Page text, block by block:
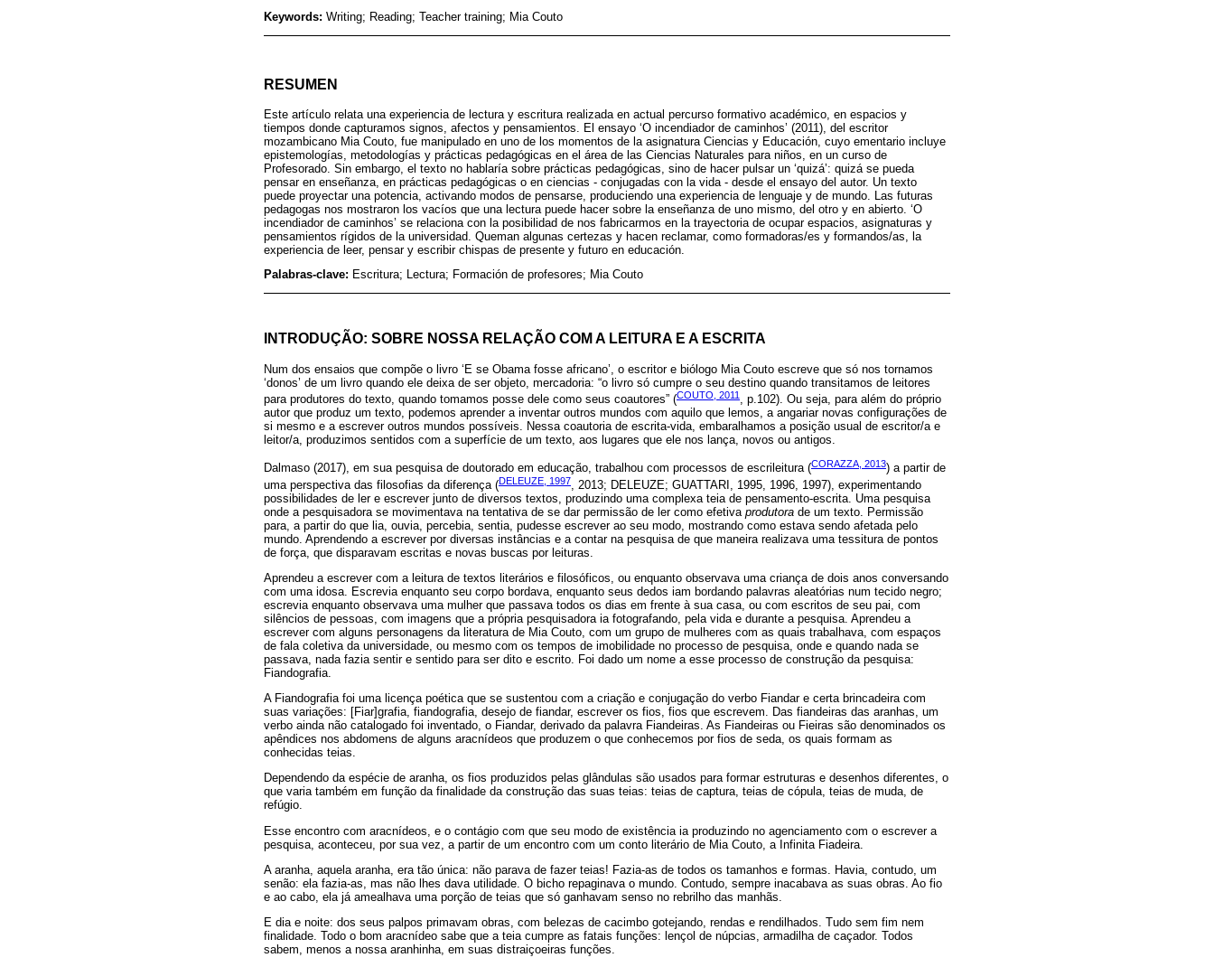
Keywords: Writing; Reading; Teacher training; Mia Couto
RESUMEN
Este artículo relata una experiencia de lectura y escritura realizada en actual percurso formativo académico, en espacios y
tiempos donde capturamos signos, afectos y pensamientos. El ensayo ‘O incendiador de caminhos’ (2011), del escritor
mozambicano Mia Couto, fue manipulado en uno de los momentos de la asignatura Ciencias y Educación, cuyo ementario incluye
epistemologías, metodologías y prácticas pedagógicas en el área de las Ciencias Naturales para niños, en un curso de
Profesorado. Sin embargo, el texto no hablaría sobre prácticas pedagógicas, sino de hacer pulsar un ‘quizá’: quizá se pueda
pensar en enseñanza, en prácticas pedagógicas o en ciencias - conjugadas con la vida - desde el ensayo del autor. Un texto
puede proyectar una potencia, activando modos de pensarse, produciendo una experiencia de lenguaje y de mundo. Las futuras
pedagogas nos mostraron los vacíos que una lectura puede hacer sobre la enseñanza de uno mismo, del otro y en abierto. ‘O
incendiador de caminhos’ se relaciona con la posibilidad de nos fabricarmos en la trayectoria de ocupar espacios, asignaturas y
pensamientos rígidos de la universidad. Queman algunas certezas y hacen reclamar, como formadoras/es y formandos/as, la
experiencia de leer, pensar y escribir chispas de presente y futuro en educación.
Palabras-clave: Escritura; Lectura; Formación de profesores; Mia Couto
INTRODUÇÃO: SOBRE NOSSA RELAÇÃO COM A LEITURA E A ESCRITA
Num dos ensaios que compõe o livro ‘E se Obama fosse africano’, o escritor e biólogo Mia Couto escreve que só nos tornamos
‘donos’ de um livro quando ele deixa de ser objeto, mercadoria: “o livro só cumpre o seu destino quando transitamos de leitores
para produtores do texto, quando tomamos posse dele como seus coautores” (COUTO, 2011
, p.102). Ou seja, para além do próprio
autor que produz um texto, podemos aprender a inventar outros mundos com aquilo que lemos, a angariar novas configurações de
si mesmo e a escrever outros mundos possíveis. Nessa coautoria de escrita-vida, embaralhamos a posição usual de escritor/a e
leitor/a, produzimos sentidos com a superfície de um texto, aos lugares que ele nos lança, novos ou antigos.
Dalmaso (2017), em sua pesquisa de doutorado em educação, trabalhou com processos de escrileitura (CORAZZA, 2013) a partir de
uma perspectiva das filosofias da diferença (DELEUZE, 1997
, 2013; DELEUZE; GUATTARI, 1995, 1996, 1997), experimentando
possibilidades de ler e escrever junto de diversos textos, produzindo uma complexa teia de pensamento-escrita. Uma pesquisa
onde a pesquisadora se movimentava na tentativa de se dar permissão de ler como efetiva produtora de um texto. Permissão
para, a partir do que lia, ouvia, percebia, sentia, pudesse escrever ao seu modo, mostrando como estava sendo afetada pelo
mundo. Aprendendo a escrever por diversas instâncias e a contar na pesquisa de que maneira realizava uma tessitura de pontos
de força, que disparavam escritas e novas buscas por leituras.
Aprendeu a escrever com a leitura de textos literários e filosóficos, ou enquanto observava uma criança de dois anos conversando
com uma idosa. Escrevia enquanto seu corpo bordava, enquanto seus dedos iam bordando palavras aleatórias num tecido negro;
escrevia enquanto observava uma mulher que passava todos os dias em frente à sua casa, ou com escritos de seu pai, com
silêncios de pessoas, com imagens que a própria pesquisadora ia fotografando, pela vida e durante a pesquisa. Aprendeu a
escrever com alguns personagens da literatura de Mia Couto, com um grupo de mulheres com as quais trabalhava, com espaços
de fala coletiva da universidade, ou mesmo com os tempos de imobilidade no processo de pesquisa, onde e quando nada se
passava, nada fazia sentir e sentido para ser dito e escrito. Foi dado um nome a esse processo de construção da pesquisa:
Fiandografia.
A Fiandografia foi uma licença poética que se sustentou com a criação e conjugação do verbo Fiandar e certa brincadeira com
suas variações: [Fiar]grafia, fiandografia, desejo de fiandar, escrever os fios, fios que escrevem. Das fiandeiras das aranhas, um
verbo ainda não catalogado foi inventado, o Fiandar, derivado da palavra Fiandeiras. As Fiandeiras ou Fieiras são denominados os
apêndices nos abdomens de alguns aracnídeos que produzem o que conhecemos por fios de seda, os quais formam as
conhecidas teias.
Dependendo da espécie de aranha, os fios produzidos pelas glândulas são usados para formar estruturas e desenhos diferentes, o
que varia também em função da finalidade da construção das suas teias: teias de captura, teias de cópula, teias de muda, de
refúgio.
Esse encontro com aracnídeos, e o contágio com que seu modo de existência ia produzindo no agenciamento com o escrever a
pesquisa, aconteceu, por sua vez, a partir de um encontro com um conto literário de Mia Couto, a Infinita Fiadeira.
A aranha, aquela aranha, era tão única: não parava de fazer teias! Fazia-as de todos os tamanhos e formas. Havia, contudo, um
senão: ela fazia-as, mas não lhes dava utilidade. O bicho repaginava o mundo. Contudo, sempre inacabava as suas obras. Ao fio
e ao cabo, ela já amealhava uma porção de teias que só ganhavam senso no rebrilho das manhãs.
E dia e noite: dos seus palpos primavam obras, com belezas de cacimbo gotejando, rendas e rendilhados. Tudo sem fim nem
finalidade. Todo o bom aracnídeo sabe que a teia cumpre as fatais funções: lençol de núpcias, armadilha de caçador. Todos
sabem, menos a nossa aranhinha, em suas distraiçoeiras funções.